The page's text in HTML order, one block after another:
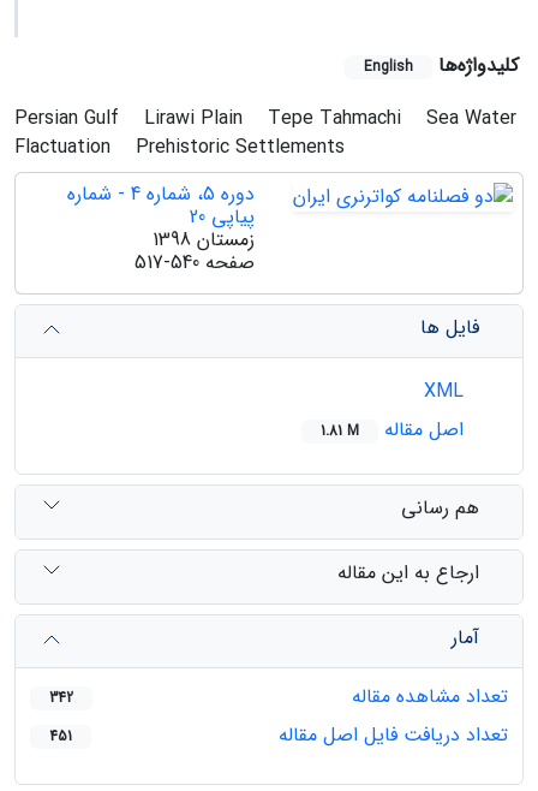
کلیدواژه‌ها English
Persian Gulf Lirawi Plain Tepe Tahmachi
Sea Water
Flactuation
Prehistoric Settlements
دوره 5، شماره 4 - شماره
پیاپی 20
زمستان 1398
صفحه 517-540
فایل ها
اصل مقاله
1.81 M
هم رسانی
ارجاع به این مقاله
آمار
تعداد مشاهده مقاله
342
تعداد دریافت فایل اصل مقاله 451